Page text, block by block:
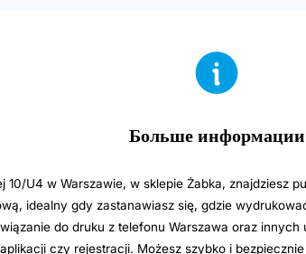
Больше информации
10/U4 w Warszawie, w sklepie Żabka, znajdziesz
idealny gdy zastanawiasz się, gdzie
do druku z telefonu Warszawa oraz innych
czy rejestracji. Możesz szybko i